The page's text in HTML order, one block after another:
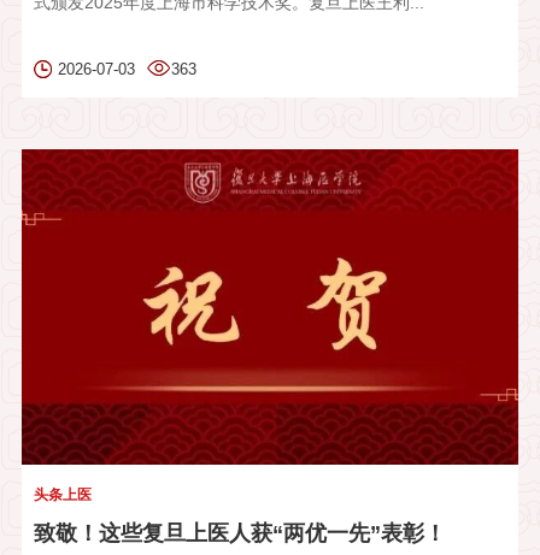
2026-07-03 363
头条上医
致敬！这些复旦上医人获“两优一先”表彰！